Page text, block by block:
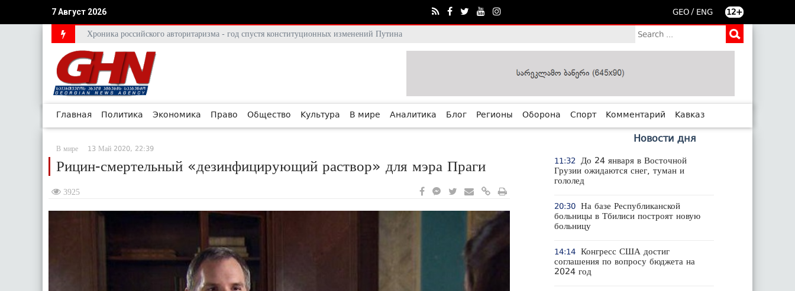
7 Август 2026 GEO / ENG 12+
Хроника российского авторитаризма - год спустя конституционных изменений Путина
Главная Политика Экономика Право Общество Культура В мире Аналитика Блог Регионы Оборона Спорт Комментарий Кавказ
В мире 13 Май 2020, 22:39
Рицин-смертельный «дезинфицирующий раствор» для мэра Праги
3925
Новости дня
11:32
До 24 января в Восточной
Грузии ожидаются снег, туман и
гололед
20:30 На базе Республиканской
больницы в Тбилиси построят новую
больницу
14:14 Конгресс США достиг
соглашения по вопросу бюджета на
2024 год